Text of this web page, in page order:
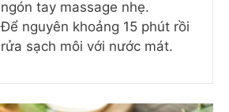
ngón tay massage nhẹ.
Để nguyên khoảng 15 phút rồi
rửa sạch môi với nước mát.